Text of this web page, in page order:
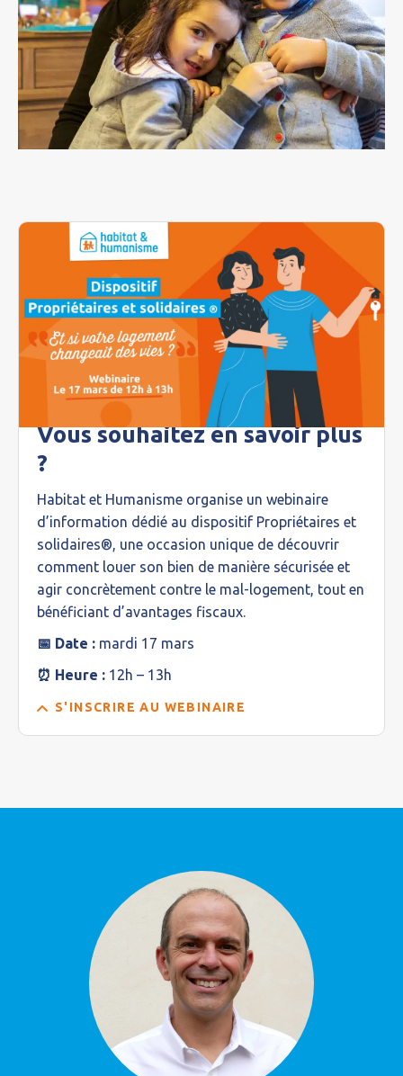
Vous souhaitez en savoir plus
?
Habitat et Humanisme organise un webinaire
d’information dédié au dispositif Propriétaires et
solidaires®, une occasion unique de découvrir
comment louer son bien de manière sécurisée et
agir concrètement contre le mal-logement, tout en
bénéficiant d’avantages fiscaux.
📅 Date : mardi 17 mars
⏰ Heure : 12h – 13h
S'INSCRIRE AU WEBINAIRE